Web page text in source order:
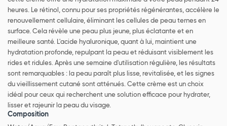
heures. Le rétinol, connu pour ses propriétés régénérantes, accélère le
renouvellement cellulaire, éliminant les cellules de peau ternes en
surface. Cela révèle une peau plus jeune, plus éclatante et en
meilleure santé. L'acide hyaluronique, quant à lui, maintient une
hydratation profonde, repulpant la peau et réduisant visiblement les
rides et ridules. Après une semaine d'utilisation régulière, les résultats
sont remarquables : la peau paraît plus lisse, revitalisée, et les signes
du vieillissement cutané sont atténués. Cette crème est un choix
idéal pour ceux qui recherchent une solution efficace pour hydrater,
lisser et rajeunir la peau du visage.
Composition